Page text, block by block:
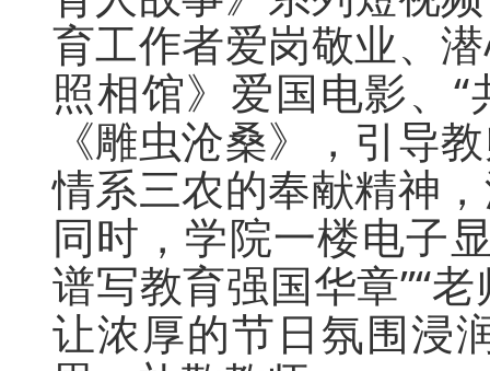
育工作者爱岗敬业、
照相馆》爱国电影、
《雕虫沧桑》，引导
情系三农的奉献精神
同时，学院一楼电子
谱写教育强国华章”“
让浓厚的节日氛围浸